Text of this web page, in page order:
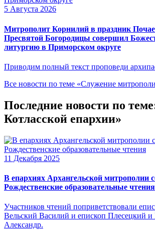
5 Августа 2026
Митрополит Корнилий в праздник
Пресвятой Богородицы совершил
литургию в Приморском округе
Приводим полный текст проповеди
Все новости по теме «Служение
Последние новости по
Котласской епархии»
11 Декабря 2025
В епархиях Архангельской митрополии
Рождественские образовательные чтения
Участников чтений поприветствовали
Вельский Василий и епископ Плесецкий и
Александр.